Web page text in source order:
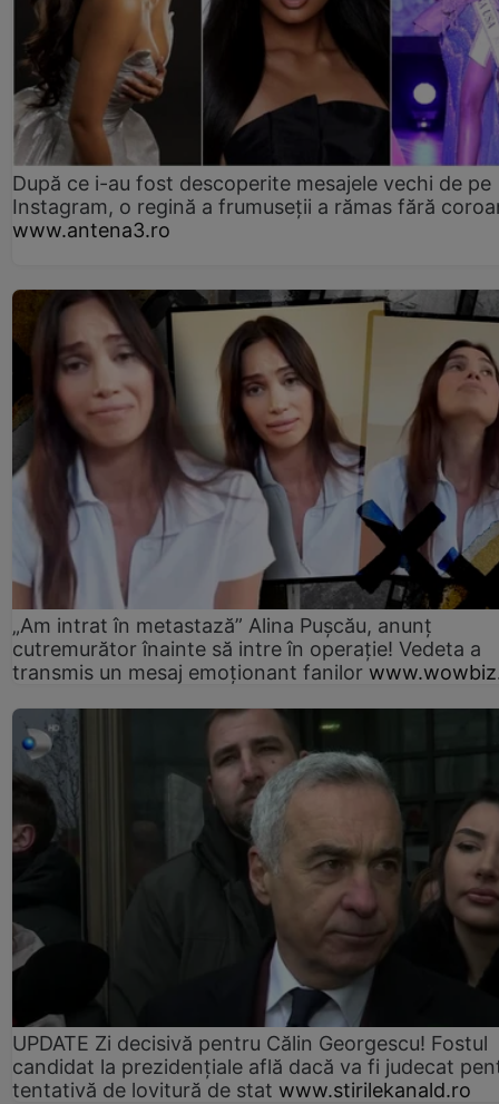
După ce i-au fost descoperite mesajele vechi de pe
Instagram, o regină a frumuseții a rămas fără
www.antena3.ro
„Am intrat în metastază” Alina Pușcău, anunț
cutremurător înainte să intre în operație! Vedeta a
transmis un mesaj emoționant fanilor
UPDATE Zi decisivă pentru Călin Georgescu! Fostul
candidat la prezidențiale află dacă va fi judecat
tentativă de lovitură de stat www.stirilekanald.ro